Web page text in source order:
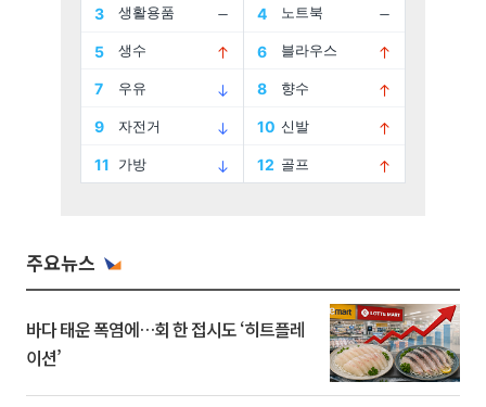
주요뉴스
바다 태운 폭염에…회 한 접시도 ‘히트플레
이션’